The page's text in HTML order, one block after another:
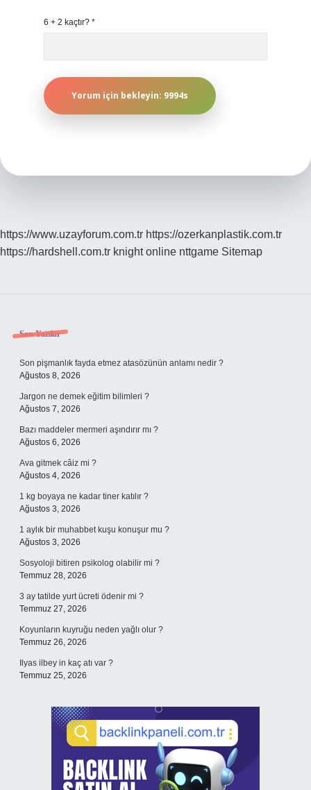
6 + 2 kaçtır? *
https://www.uzayforum.com.tr https://ozerkanplastik.com.tr
https://hardshell.com.tr knight online nttgame Sitemap
Sidebar
Son Yazılar
Son pişmanlık fayda etmez atasözünün anlamı nedir ?
Ağustos 8, 2026
Jargon ne demek eğitim bilimleri ?
Ağustos 7, 2026
Bazı maddeler mermeri aşındırır mı ?
Ağustos 6, 2026
Ava gitmek câiz mi ?
Ağustos 4, 2026
1 kg boyaya ne kadar tiner katılır ?
Ağustos 3, 2026
1 aylık bir muhabbet kuşu konuşur mu ?
Ağustos 3, 2026
Sosyoloji bitiren psikolog olabilir mi ?
Temmuz 28, 2026
3 ay tatilde yurt ücreti ödenir mi ?
Temmuz 27, 2026
Koyunların kuyruğu neden yağlı olur ?
Temmuz 26, 2026
Ilyas ilbey in kaç atı var ?
Temmuz 25, 2026